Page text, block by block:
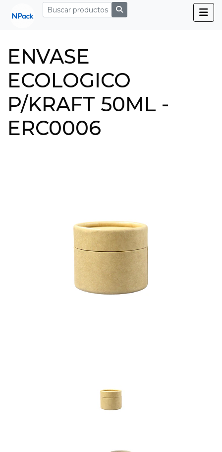
ENVASE
ECOLOGICO
P/KRAFT 50ML -
ERC0006